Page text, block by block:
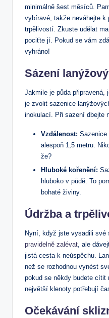
minimálně šest měsíců.
vybíravé, takže neváhejte k
trpělivostí. Zkuste udělat
pociťte jí. Pokud se vám
vyhráno!
Sázení
Jakmile je půda
je zvolit sazenice
inokulací. Při sazení dbejte
Vzdálenost: Sazenice
alespoň 1,5 metru.
že?
Hluboké kořenění:
hluboko v půdě. To
bohaté živiny.
Údržba a
Nyní, když jste vysadili své
pravidelně zalévat, ale
jistá cesta k neúspěchu.
než se rozhodnou vynést
pokud se někdy budete
největší klenoty potřebují
Očekávání